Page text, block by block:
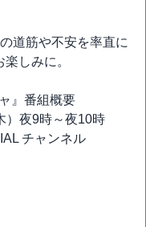
道筋や不安を率直に
しみに。
』番組概要
）夜9時～夜10時
チャンネル